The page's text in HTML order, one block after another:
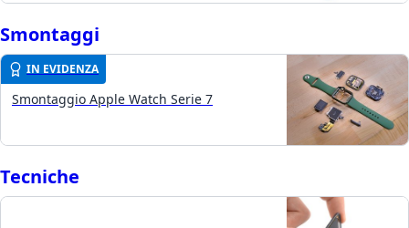
Smontaggi
IN EVIDENZA
Smontaggio Apple Watch Serie 7
Tecniche